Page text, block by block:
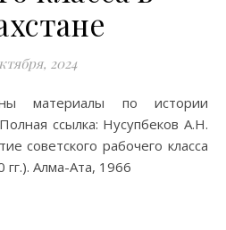
2024
ссылка: Нусупбеков А.Н.
советского рабочего класса
Алма-Ата, 1966